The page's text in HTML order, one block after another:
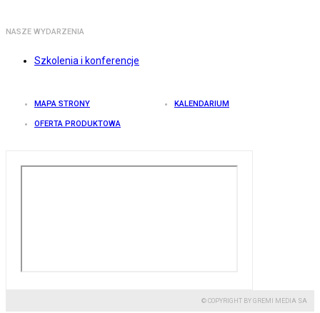
NASZE WYDARZENIA
Szkolenia i konferencje
MAPA STRONY KALENDARIUM
OFERTA PRODUKTOWA
© COPYRIGHT BY GREMI MEDIA SA